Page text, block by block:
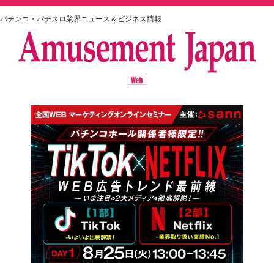
パチンコ・パチスロ業界ニュース＆ビジネス情報